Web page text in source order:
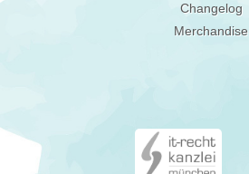
Changelog
Merchandise